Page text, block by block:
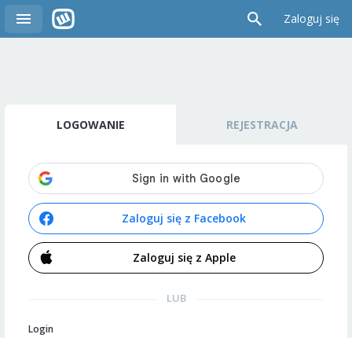
Zaloguj się
LOGOWANIE REJESTRACJA
Zaloguj się z Facebook
Zaloguj się z Apple
LUB
Login